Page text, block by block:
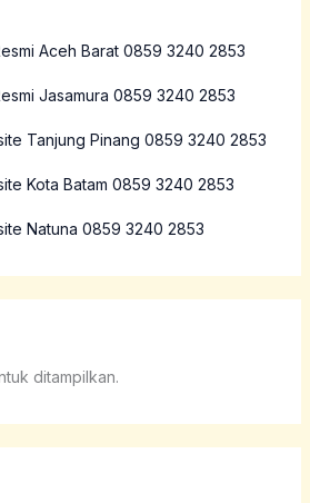
Aceh Barat 0859 3240 2853
Jasamura 0859 3240 2853
Tanjung Pinang 0859 3240 2853
Kota Batam 0859 3240 2853
Natuna 0859 3240 2853
ditampilkan.